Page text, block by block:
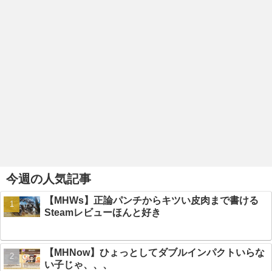
今週の人気記事
【MHWs】正論パンチからキツい皮肉まで書ける
Steamレビューほんと好き
【MHNow】ひょっとしてダブルインパクトいらな
い子じゃ、、、